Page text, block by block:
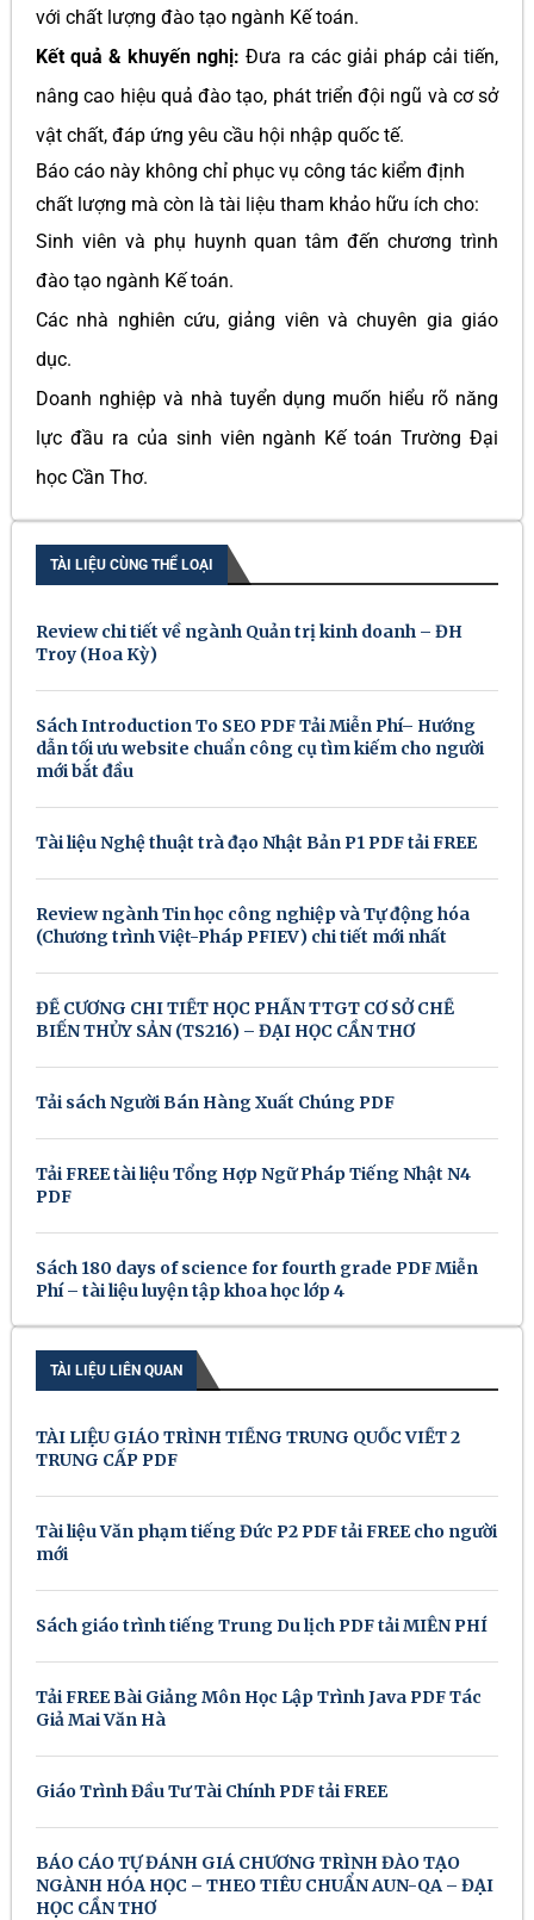
với chất lượng đào tạo ngành Kế toán.
Kết quả & khuyến nghị: Đưa ra các giải pháp cải tiến,
nâng cao hiệu quả đào tạo, phát triển đội ngũ và cơ sở
vật chất, đáp ứng yêu cầu hội nhập quốc tế.
Báo cáo này không chỉ phục vụ công tác kiểm định
chất lượng mà còn là tài liệu tham khảo hữu ích cho:
Sinh viên và phụ huynh quan tâm đến chương trình
đào tạo ngành Kế toán.
Các nhà nghiên cứu, giảng viên và chuyên gia giáo
dục.
Doanh nghiệp và nhà tuyển dụng muốn hiểu rõ năng
lực đầu ra của sinh viên ngành Kế toán Trường Đại
học Cần Thơ.
TÀI LIỆU CÙNG THỂ LOẠI
Review chi tiết về ngành Quản trị kinh doanh – ĐH
Troy (Hoa Kỳ)
Sách Introduction To SEO PDF Tải Miễn Phí– Hướng
dẫn tối ưu website chuẩn công cụ tìm kiếm cho người
mới bắt đầu
Tài liệu Nghệ thuật trà đạo Nhật Bản P1 PDF tải FREE
Review ngành Tin học công nghiệp và Tự động hóa
(Chương trình Việt-Pháp PFIEV) chi tiết mới nhất
ĐỀ CƯƠNG CHI TIẾT HỌC PHẦN TTGT CƠ SỞ CHẾ
BIẾN THỦY SẢN (TS216) – ĐẠI HỌC CẦN THƠ
Tải sách Người Bán Hàng Xuất Chúng PDF
Tải FREE tài liệu Tổng Hợp Ngữ Pháp Tiếng Nhật N4
PDF
Sách 180 days of science for fourth grade PDF Miễn
Phí – tài liệu luyện tập khoa học lớp 4
TÀI LIỆU LIÊN QUAN
TÀI LIỆU GIÁO TRÌNH TIẾNG TRUNG QUỐC VIẾT 2
TRUNG CẤP PDF
Tài liệu Văn phạm tiếng Đức P2 PDF tải FREE cho người
mới
Sách giáo trình tiếng Trung Du lịch PDF tải MIỄN PHÍ
Tải FREE Bài Giảng Môn Học Lập Trình Java PDF Tác
Giả Mai Văn Hà
Giáo Trình Đầu Tư Tài Chính PDF tải FREE
BÁO CÁO TỰ ĐÁNH GIÁ CHƯƠNG TRÌNH ĐÀO TẠO
NGÀNH HÓA HỌC – THEO TIÊU CHUẨN AUN-QA – ĐẠI
HỌC CẦN THƠ